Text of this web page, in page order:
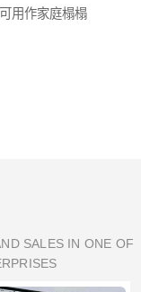
用作家庭榻榻
SALES IN ONE OF